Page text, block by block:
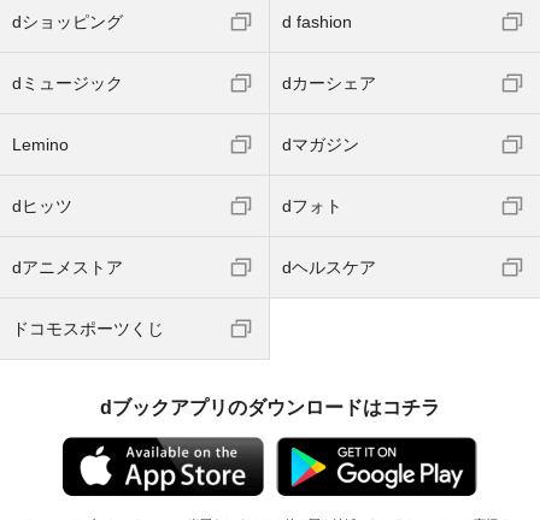
dショッピング d fashion
dミュージック dカーシェア
Lemino dマガジン
dヒッツ dフォト
dアニメストア dヘルスケア
ドコモスポーツくじ
dブックアプリのダウンロードはコチラ